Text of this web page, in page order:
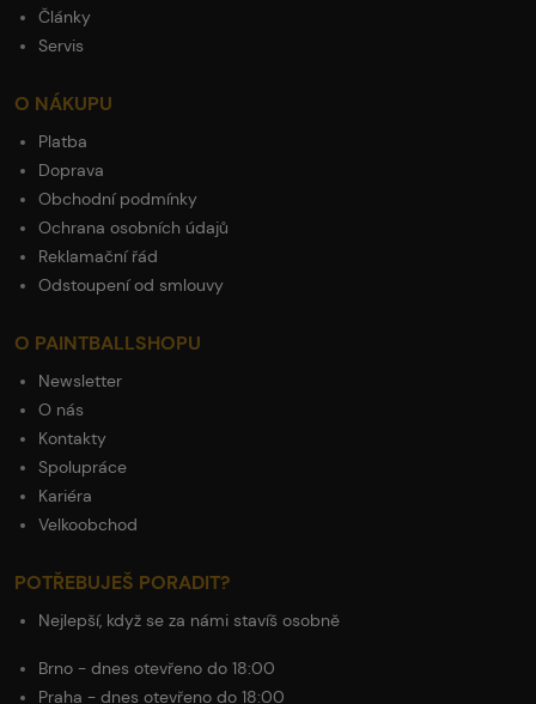
Články
Servis
O NÁKUPU
Platba
Doprava
Obchodní podmínky
Ochrana osobních údajů
Reklamační řád
Odstoupení od smlouvy
O PAINTBALLSHOPU
Newsletter
O nás
Kontakty
Spolupráce
Kariéra
Velkoobchod
POTŘEBUJEŠ PORADIT?
Nejlepší, když se za námi stavíš osobně
Brno - dnes otevřeno do 18:00
Praha - dnes otevřeno do 18:00